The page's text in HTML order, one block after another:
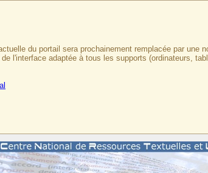
du portail sera prochainement remplacée par une
l'interface adaptée à tous les supports (ordinateurs,